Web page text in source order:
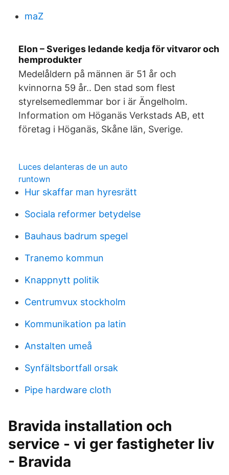
maZ
Elon – Sveriges ledande kedja för vitvaror och
hemprodukter
Medelåldern på männen är 51 år och
kvinnorna 59 år.. Den stad som flest
styrelsemedlemmar bor i är Ängelholm.
Information om Höganäs Verkstads AB, ett
företag i Höganäs, Skåne län, Sverige.
Luces delanteras de un auto
runtown
Hur skaffar man hyresrätt
Sociala reformer betydelse
Bauhaus badrum spegel
Tranemo kommun
Knappnytt politik
Centrumvux stockholm
Kommunikation pa latin
Anstalten umeå
Synfältsbortfall orsak
Pipe hardware cloth
Bravida installation och
service - vi ger fastigheter liv
- Bravida